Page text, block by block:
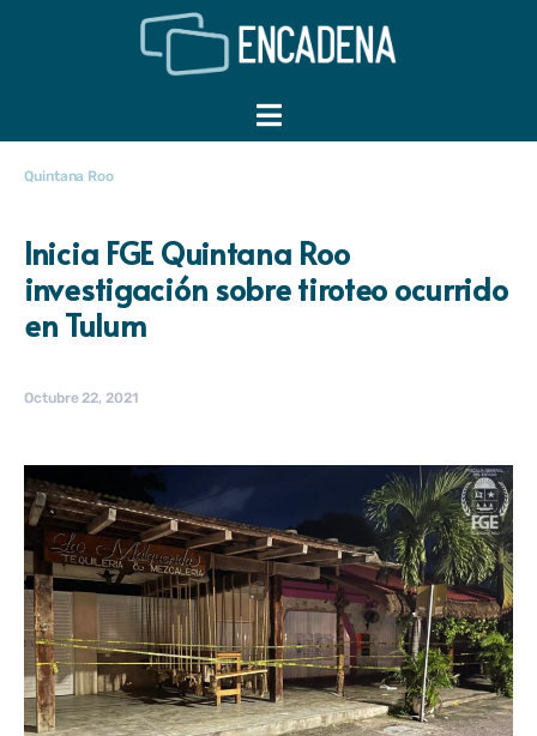
Quintana Roo
Inicia FGE Quintana Roo
investigación sobre tiroteo ocurrido
en Tulum
Octubre 22, 2021